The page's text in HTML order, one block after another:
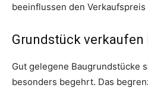
beeinflussen den Verkaufspreis
Grundstück verkaufen
Gut gelegene Baugrundstücke
besonders begehrt. Das